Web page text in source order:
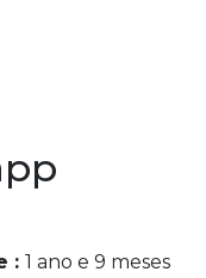
: 1 ano e 9 meses